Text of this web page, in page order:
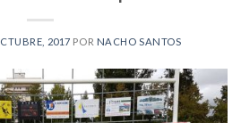
2017 POR NACHO SANTOS